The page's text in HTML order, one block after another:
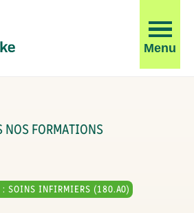
la
Menu
NOS FORMATIONS
: SOINS INFIRMIERS (180.A0)